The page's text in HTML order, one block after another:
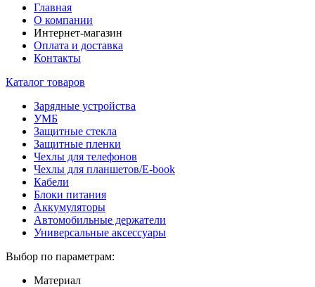
Главная
О компании
Интернет-магазин
Оплата и доставка
Контакты
Каталог товаров
Зарядные устройства
УМБ
Защитные стекла
Защитные пленки
Чехлы для телефонов
Чехлы для планшетов/E-book
Кабели
Блоки питания
Аккумуляторы
Автомобильные держатели
Универсальные аксессуары
Выбор по параметрам:
Материал